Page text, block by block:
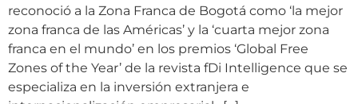
reconoció a la Zona Franca de Bogotá como ‘la mejor
zona franca de las Américas’ y la ‘cuarta mejor zona
franca en el mundo’ en los premios ‘Global Free
Zones of the Year’ de la revista fDi Intelligence que se
especializa en la inversión extranjera e